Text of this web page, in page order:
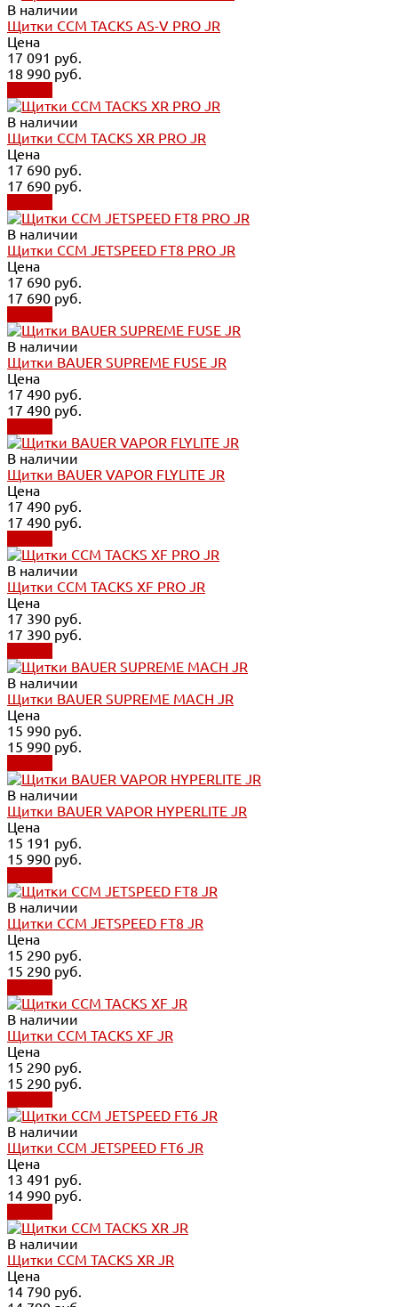
В наличии
Щитки CCM TACKS AS-V PRO JR
Цена
17 091 руб.
18 990 руб.
В наличии
Щитки CCM TACKS XR PRO JR
Цена
17 690 руб.
17 690 руб.
В наличии
Щитки CCM JETSPEED FT8 PRO JR
Цена
17 690 руб.
17 690 руб.
В наличии
Щитки BAUER SUPREME FUSE JR
Цена
17 490 руб.
17 490 руб.
В наличии
Щитки BAUER VAPOR FLYLITE JR
Цена
17 490 руб.
17 490 руб.
В наличии
Щитки CCM TACKS XF PRO JR
Цена
17 390 руб.
17 390 руб.
В наличии
Щитки BAUER SUPREME MACH JR
Цена
15 990 руб.
15 990 руб.
В наличии
Щитки BAUER VAPOR HYPERLITE JR
Цена
15 191 руб.
15 990 руб.
В наличии
Щитки CCM JETSPEED FT8 JR
Цена
15 290 руб.
15 290 руб.
В наличии
Щитки CCM TACKS XF JR
Цена
15 290 руб.
15 290 руб.
В наличии
Щитки CCM JETSPEED FT6 JR
Цена
13 491 руб.
14 990 руб.
В наличии
Щитки CCM TACKS XR JR
Цена
14 790 руб.